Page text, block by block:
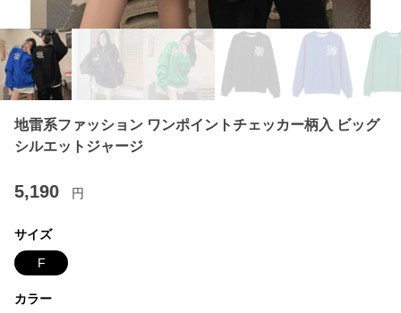
地雷系ファッション ワンポイントチェッカー柄入 ビッグ
シルエットジャージ
5,190 円
サイズ
F
カラー